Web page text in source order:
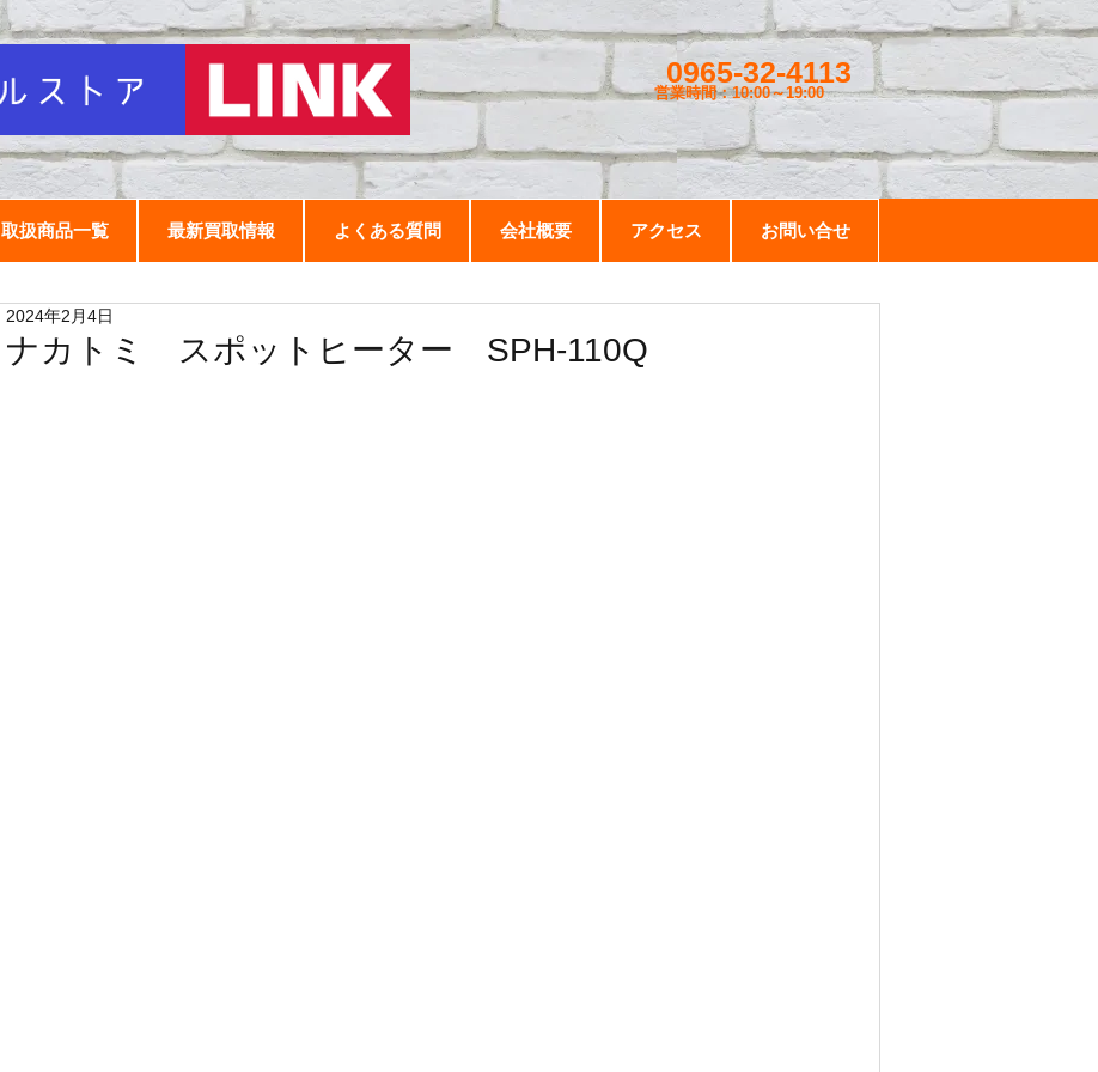
0965-32-4113
営業時間：10:00～19:00
取扱商品一覧 最新買取情報 よくある質問 会社概要 アクセス お問い合せ
ナカトミ スポットヒーター SPH-110Q
2024年2月4日